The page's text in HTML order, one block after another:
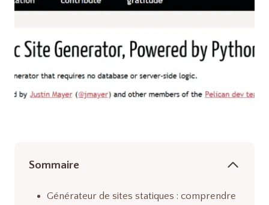
Sommaire
Générateur de sites statiques : comprendre